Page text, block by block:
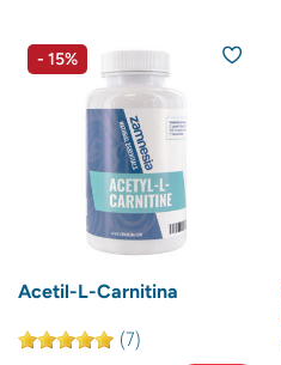
- 15%
Acetil-L-Carnitina
(7)